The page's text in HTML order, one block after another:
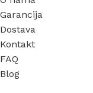
Garancija
Dostava
Kontakt
FAQ
Blog